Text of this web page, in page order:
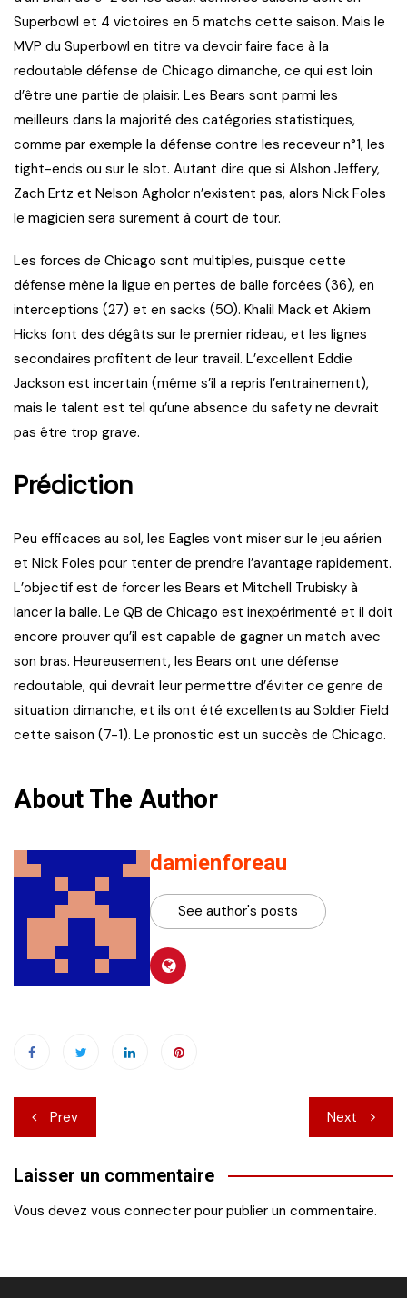
Superbowl et 4 victoires en 5 matchs cette saison. Mais le
MVP du Superbowl en titre va devoir faire face à la
redoutable défense de Chicago dimanche, ce qui est loin
d’être une partie de plaisir. Les Bears sont parmi les
meilleurs dans la majorité des catégories statistiques,
comme par exemple la défense contre les receveur n°1, les
tight-ends ou sur le slot. Autant dire que si Alshon Jeffery,
Zach Ertz et Nelson Agholor n’existent pas, alors Nick Foles
le magicien sera surement à court de tour.
Les forces de Chicago sont multiples, puisque cette
défense mène la ligue en pertes de balle forcées (36), en
interceptions (27) et en sacks (50). Khalil Mack et Akiem
Hicks font des dégâts sur le premier rideau, et les lignes
secondaires profitent de leur travail. L’excellent Eddie
Jackson est incertain (même s’il a repris l’entrainement),
mais le talent est tel qu’une absence du safety ne devrait
pas être trop grave.
Prédiction
Peu efficaces au sol, les Eagles vont miser sur le jeu aérien
et Nick Foles pour tenter de prendre l’avantage rapidement.
L’objectif est de forcer les Bears et Mitchell Trubisky à
lancer la balle. Le QB de Chicago est inexpérimenté et il doit
encore prouver qu’il est capable de gagner un match avec
son bras. Heureusement, les Bears ont une défense
redoutable, qui devrait leur permettre d’éviter ce genre de
situation dimanche, et ils ont été excellents au Soldier Field
cette saison (7-1). Le pronostic est un succès de Chicago.
About The Author
damienforeau
See author's posts
Navigation
de
l’article
Prev Next
Laisser un commentaire
Vous devez vous connecter pour publier un commentaire.